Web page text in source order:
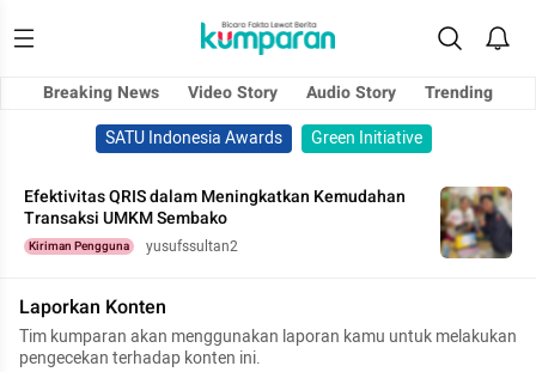
Breaking News Video Story Audio Story
Trending
SATU Indonesia Awards
Green Initiative
Efektivitas QRIS dalam Meningkatkan Kemudahan
Transaksi UMKM Sembako
Kiriman Pengguna yusufssultan2
Laporkan Konten
Tim kumparan akan menggunakan laporan kamu untuk melakukan
pengecekan terhadap konten ini.